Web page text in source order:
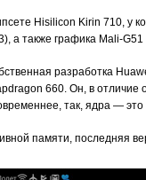
Hisilicon Kirin 710, у
а также графика Mali-G51
разработка
660. Он, в
так, ядра —
памяти, последняя